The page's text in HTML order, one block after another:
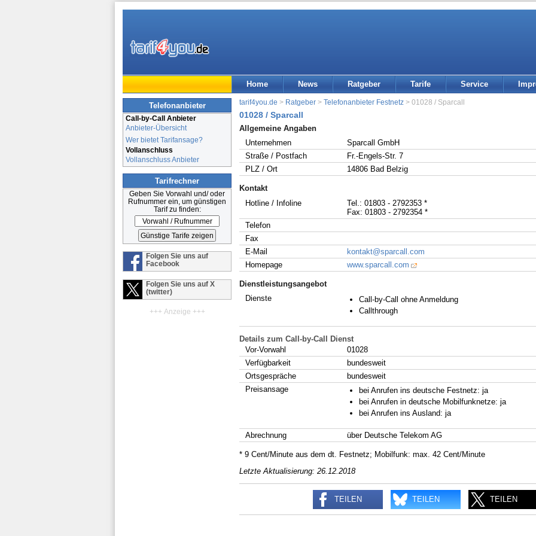
Home News Ratgeber Tarife Service
Telefonanbieter
Call-by-Call Anbieter
Anbieter-Übersicht
Wer bietet Tarifansage?
Vollanschluss
Vollanschluss Anbieter
Tarifrechner
Geben Sie Vorwahl und/ oder
Rufnummer ein, um günstigen
Tarif zu finden:
Folgen Sie uns auf
Facebook
Folgen Sie uns auf X
(twitter)
+++ Anzeige +++
tarif4you.de > Ratgeber > Telefonanbieter Festnetz > 01028 / Sparcall
01028 / Sparcall
Allgemeine Angaben
Unternehmen
Sparcall GmbH
Straße / Postfach
Fr.-Engels-Str. 7
PLZ / Ort
14806 Bad Belzig
Kontakt
Hotline / Infoline
Tel.: 01803 - 2792353 *
Fax: 01803 - 2792354 *
Telefon
Fax
E-Mail
kontakt@sparcall.com
Homepage
www.sparcall.com
Dienstleistungsangebot
Dienste
Call-by-Call ohne Anmeldung
Callthrough
Details zum Call-by-Call Dienst
Vor-Vorwahl
01028
Verfügbarkeit
bundesweit
Ortsgespräche
bundesweit
Preisansage
bei Anrufen ins deutsche Festnetz: ja
bei Anrufen in deutsche Mobilfunknetze: ja
bei Anrufen ins Ausland: ja
Abrechnung über Deutsche Telekom AG
* 9 Cent/Minute aus dem dt. Festnetz; Mobilfunk: max. 42 Cent/Minute
Letzte Aktualisierung: 26.12.2018
TEILEN TEILEN TEILEN